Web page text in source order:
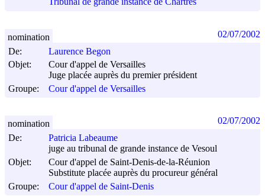
De:
Laurence Begon
Objet:
Cour d'appel de Versailles
Juge placée auprès du premier président
Groupe:
Cour d'appel de Versailles
nomination 02/07/2002
De:
Patricia Labeaume
juge au tribunal de grande instance de Vesoul
Objet:
Cour d'appel de Saint-Denis-de-la-Réunion
Substitute placée auprès du procureur général
Groupe:
Cour d'appel de Saint-Denis
nomination 02/07/2002